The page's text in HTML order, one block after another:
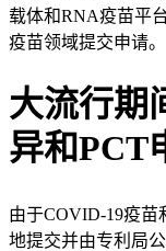
载体和RNA疫苗平
疫苗领域提交申请。
大流行期
异和PCT
由于COVID-19疫
地提交并由专利局